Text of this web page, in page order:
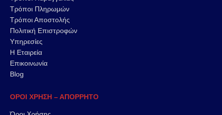
Τρόποι Πληρωμών
Τρόποι Αποστολής
Πολιτική Επιστροφών
Υπηρεσίες
Η Εταιρεία
Επικοινωνία
Blog
ΟΡΟΙ ΧΡΗΣΗ – ΑΠΟΡΡΗΤΟ